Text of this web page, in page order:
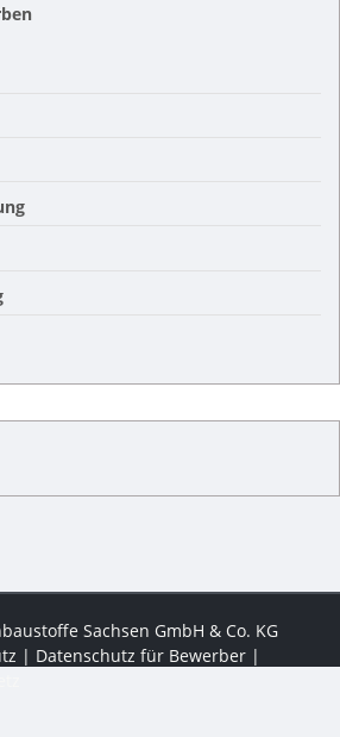
Sachsen GmbH & Co. KG
| Datenschutz für Bewerber |